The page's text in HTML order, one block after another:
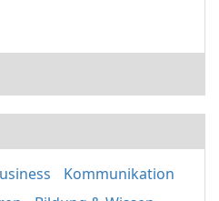
Kommunikation